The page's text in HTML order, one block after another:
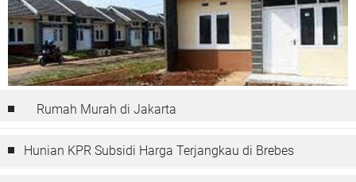
Rumah Murah di Jakarta
Hunian KPR Subsidi Harga Terjangkau di Brebes